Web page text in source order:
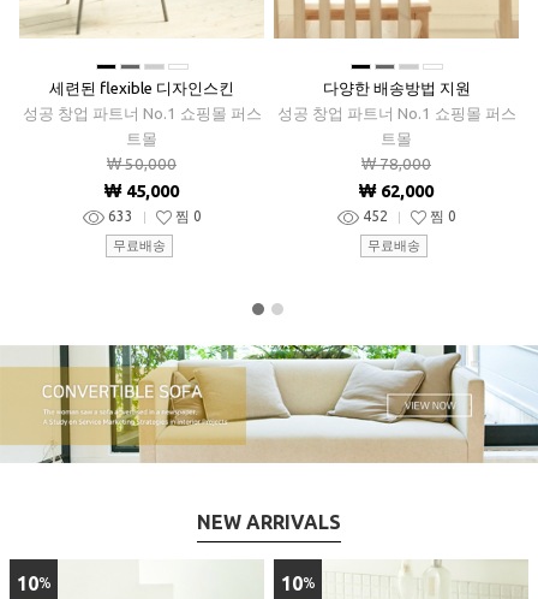
■ ■ ■ ■
세련된 flexible 디자인스킨
성공 창업 파트너 No.1 쇼핑몰 퍼스
트몰
₩ 50,000
₩ 45,000
633 찜 0
무료배송
■ ■ ■ ■
다양한 배송방법 지원
성공 창업 파트너 No.1 쇼핑몰 퍼스
트몰
₩ 78,000
₩ 62,000
452 찜 0
무료배송
NEW ARRIVALS
10% 10%